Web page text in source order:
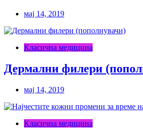
мај 14, 2019
Класична медицина
Дермални филери
мај 14, 2019
Класична медицина